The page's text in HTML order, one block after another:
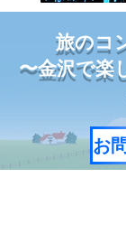
旅のコ
〜金沢で楽